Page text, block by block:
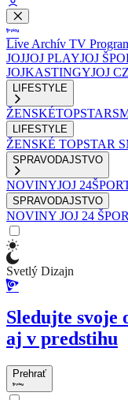
Live Archív TV
JOJJOJ PLAYJOJ
JOJKASTINGYJOJ CZ
LIFESTYLE
ŽENSKÉTOPSTAR
LIFESTYLE
ŽENSKÉ TOPSTAR
SPRAVODAJSTVO
NOVINYJOJ 24
SPRAVODAJSTVO
NOVINY JOJ 24
Svetlý Dizajn
Sledujte svoje
aj v predstihu
Prehrať